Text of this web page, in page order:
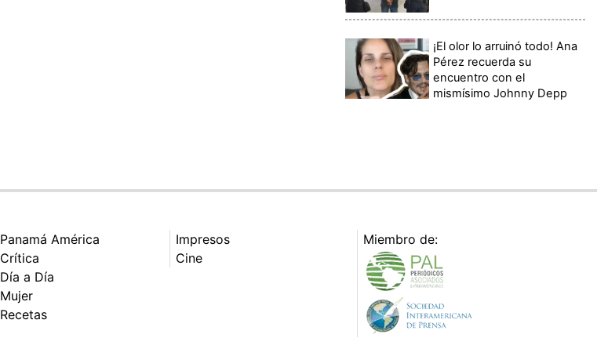
¡El olor lo arruinó todo! Ana
Pérez recuerda su
encuentro con el
mismísimo Johnny Depp
Panamá América
Crítica
Día a Día
Mujer
Recetas
Impresos
Cine
Miembro de: